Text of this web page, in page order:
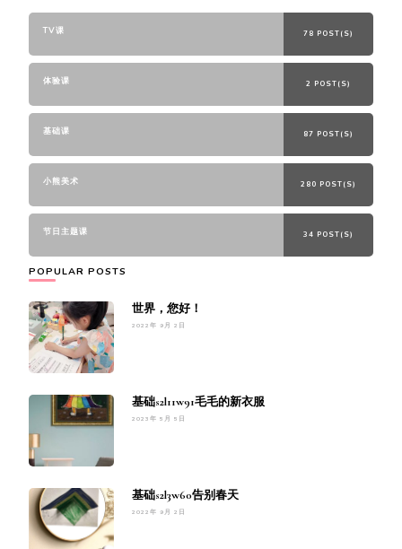
TV课 78 POST(S)
体验课 2 POST(S)
基础课 87 POST(S)
小熊美术 280 POST(S)
节日主题课 34 POST(S)
POPULAR POSTS
世界，您好！
2022年 9月 2日
基础s2l11w91毛毛的新衣服
2023年 5月 5日
基础s2l3w60告别春天
2022年 9月 2日